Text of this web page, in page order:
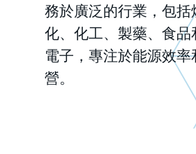
務於廣泛的行業，包
化、化工、製藥、食
電子，專注於能源效率
營。